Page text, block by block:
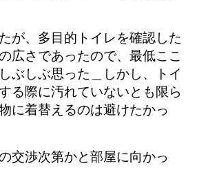
が、多目的トイレを確認した
広さであったので、最低ここ
ぶしぶ思った＿しかし、トイ
る際に汚れていないとも限ら
に着替えるのは避けたかっ
交渉次第かと部屋に向かっ